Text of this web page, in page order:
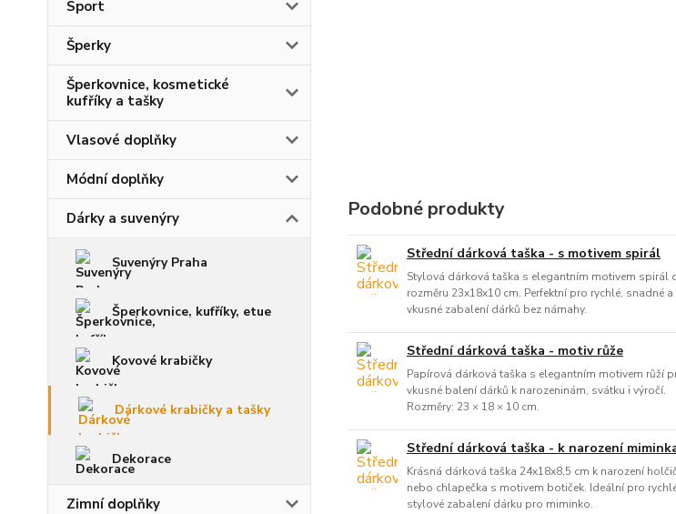
Sport
Šperky
Šperkovnice, kosmetické
kufříky a tašky
Vlasové doplňky
Módní doplňky
Dárky a suvenýry
Suvenýry Praha
Šperkovnice, kufříky, etue
Kovové krabičky
Dárkové krabičky a tašky
Dekorace
Zimní doplňky
Podobné produkty
Střední dárková taška - s motivem spirál
Stylová dárková taška s elegantním motivem spirál
rozměru 23x18x10 cm. Perfektní pro rychlé, snadné a
vkusné zabalení dárků bez námahy.
Střední dárková taška - motiv růže
Papírová dárková taška s elegantním motivem růží
vkusné balení dárků k narozeninám, svátku i výročí.
Rozměry: 23 × 18 × 10 cm.
Střední dárková taška - k narození
Krásná dárková taška 24x18x8,5 cm k narození
nebo chlapečka s motivem botiček. Ideální pro
stylové zabalení dárku pro miminko.